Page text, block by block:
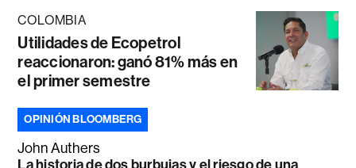
COLOMBIA
Utilidades de Ecopetrol
reaccionaron: ganó 81% más en
el primer semestre
OPINIÓN BLOOMBERG
John Authers